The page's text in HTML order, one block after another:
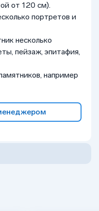
от 120 см).
портретов и
несколько
пейзаж, эпитафия,
например